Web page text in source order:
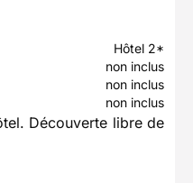
Hôtel 2*
non inclus
non inclus
non inclus
Découverte libre de